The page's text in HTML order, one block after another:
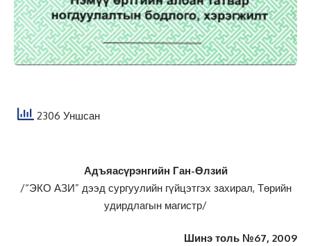
2306 Уншсан
Адъяасүрэнгийн Ган-Өлзий
/“ЭКО АЗИ” дээд сургуулийн гүйцэтгэх захирал, Төрийн
удирдлагын магистр/
Шинэ толь №67, 2009